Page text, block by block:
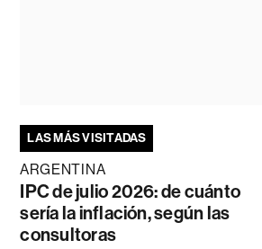
LAS MÁS VISITADAS
ARGENTINA
IPC de julio 2026: de cuánto
sería la inflación, según las
consultoras